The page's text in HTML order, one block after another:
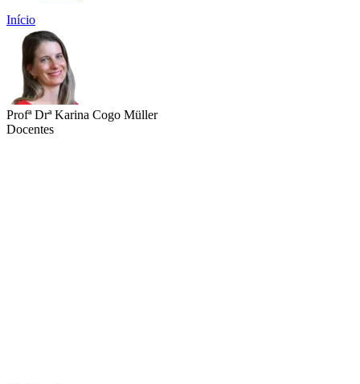
Início
Profª Drª Karina Cogo Müller
Docentes